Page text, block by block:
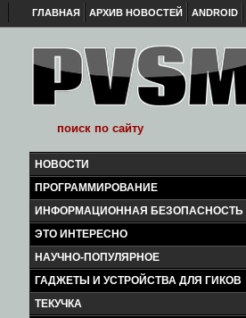
ГЛАВНАЯ АРХИВ НОВОСТЕЙ ANDROID
НОВОСТИ
ПРОГРАММИРОВАНИЕ
ИНФОРМАЦИОННАЯ БЕЗОПАСНОСТЬ
ЭТО ИНТЕРЕСНО
НАУЧНО-ПОПУЛЯРНОЕ
ГАДЖЕТЫ И УСТРОЙСТВА ДЛЯ ГИКОВ
ТЕКУЧКА